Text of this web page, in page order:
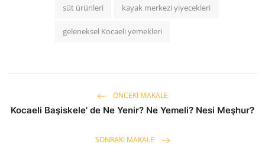
süt ürünleri kayak merkezi yiyecekleri
geleneksel Kocaeli yemekleri
ÖNCEKI MAKALE
Kocaeli Başiskele' de Ne Yenir? Ne Yemeli? Nesi Meşhur?
SONRAKI MAKALE